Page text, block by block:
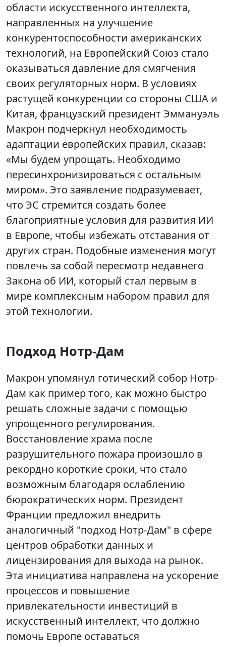
области искусственного интеллекта,
направленных на улучшение
конкурентоспособности американских
технологий, на Европейский Союз стало
оказываться давление для смягчения
своих регуляторных норм. В условиях
растущей конкуренции со стороны США и
Китая, французский президент Эммануэль
Макрон подчеркнул необходимость
адаптации европейских правил, сказав:
«Мы будем упрощать. Необходимо
пересинхронизироваться с остальным
миром». Это заявление подразумевает,
что ЭС стремится создать более
благоприятные условия для развития ИИ
в Европе, чтобы избежать отставания от
других стран. Подобные изменения могут
повлечь за собой пересмотр недавнего
Закона об ИИ, который стал первым в
мире комплексным набором правил для
этой технологии.
Подход Нотр-Дам
Макрон упомянул готический собор Нотр-
Дам как пример того, как можно быстро
решать сложные задачи с помощью
упрощенного регулирования.
Восстановление храма после
разрушительного пожара произошло в
рекордно короткие сроки, что стало
возможным благодаря ослаблению
бюрократических норм. Президент
Франции предложил внедрить
аналогичный "подход Нотр-Дам" в сфере
центров обработки данных и
лицензирования для выхода на рынок.
Эта инициатива направлена на ускорение
процессов и повышение
привлекательности инвестиций в
искусственный интеллект, что должно
помочь Европе оставаться